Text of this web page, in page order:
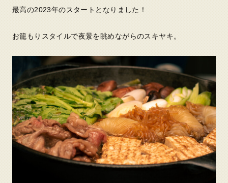
最高の2023年のスタートとなりました！
お籠もりスタイルで夜景を眺めながらのスキヤキ。